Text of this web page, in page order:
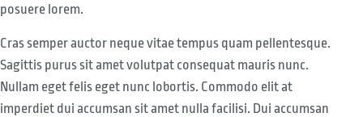
posuere lorem.
Cras semper auctor neque vitae tempus quam pellentesque.
Sagittis purus sit amet volutpat consequat mauris nunc.
Nullam eget felis eget nunc lobortis. Commodo elit at
imperdiet dui accumsan sit amet nulla facilisi. Dui accumsan